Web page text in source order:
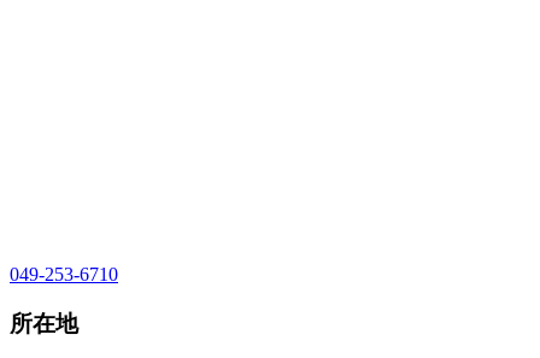
049-253-6710
所在地